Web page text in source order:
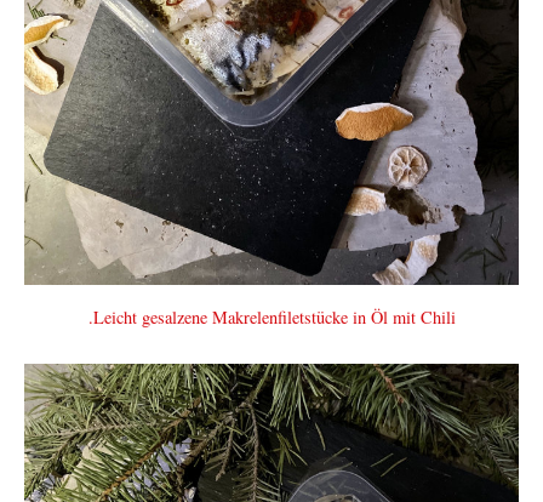
.Leicht gesalzene Makrelenfiletstücke in Öl mit Chili